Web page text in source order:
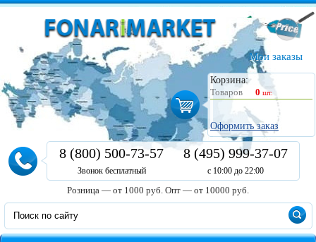
Мои заказы
Корзина:
Товаров
0 шт.
Оформить заказ
8 (800) 500-73-57
Звонок бесплатный
8 (495) 999-37-07
с 10:00 до 22:00
Розница — от 1000 руб. Опт — от 10000 руб.